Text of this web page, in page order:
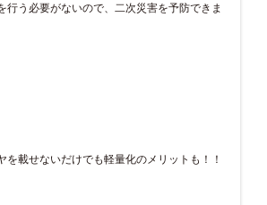
行う必要がないので、二次災害を予防できま
を載せないだけでも軽量化のメリットも！！